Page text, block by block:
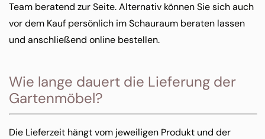
Team beratend zur Seite. Alternativ können Sie sich auch
vor dem Kauf persönlich im Schauraum beraten lassen
und anschließend online bestellen.
Wie lange dauert die Lieferung der
Gartenmöbel?
Die Lieferzeit hängt vom jeweiligen Produkt und der